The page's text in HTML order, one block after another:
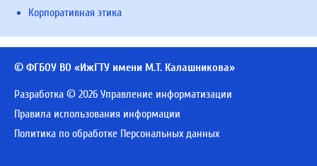
Корпоративная этика
© ФГБОУ ВО «ИжГТУ имени М.Т. Калашникова»
Разработка © 2026 Управление информатизации
Правила использования информации
Политика по обработке Персональных данных